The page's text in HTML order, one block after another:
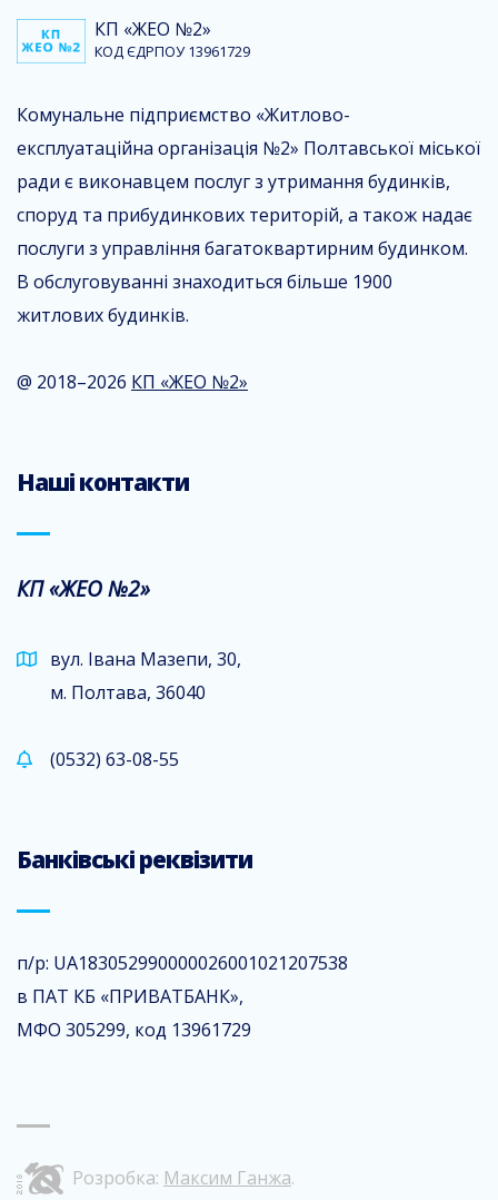
КП «ЖЕО №2»
КОД ЄДРПОУ 13961729
Комунальне підприємство «Житлово-
експлуатаційна організація №2» Полтавської міської
ради є виконавцем послуг з утримання будинків,
споруд та прибудинкових територій, а також надає
послуги з управління багатоквартирним будинком.
В обслуговуванні знаходиться більше 1900
житлових будинків.
@ 2018–2026 КП «ЖЕО №2»
Наші контакти
КП «ЖЕО №2»
вул. Івана Мазепи, 30,
м. Полтава, 36040
(0532) 63-08-55
Банківські реквізити
п/р: UA183052990000026001021207538
в ПАТ КБ «ПРИВАТБАНК»,
МФО 305299, код 13961729
Розробка: Максим Ганжа.